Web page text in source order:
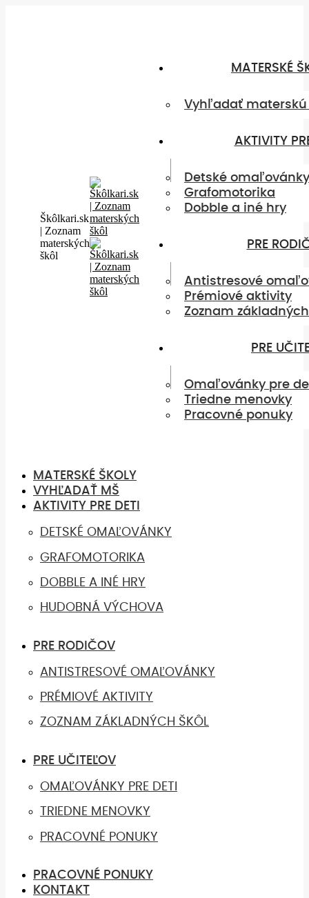
Škôlkari.sk
| Zoznam
materských
škôl
MATERSKÉ
Vyhľadať materskú
AKTIVITY
Detské omaľovánky
Grafomotorika
Dobble a iné hry
PRE
Antistresové
Prémiové aktivity
Zoznam
PRE
Omaľovánky pre
Triedne menovky
Pracovné ponuky
MATERSKÉ ŠKOLY
VYHĽADAŤ MŠ
AKTIVITY PRE DETI
DETSKÉ OMAĽOVÁNKY
GRAFOMOTORIKA
DOBBLE A INÉ HRY
HUDOBNÁ VÝCHOVA
PRE RODIČOV
ANTISTRESOVÉ OMAĽOVÁNKY
PRÉMIOVÉ AKTIVITY
ZOZNAM ZÁKLADNÝCH ŠKÔL
PRE UČITEĽOV
OMAĽOVÁNKY PRE DETI
TRIEDNE MENOVKY
PRACOVNÉ PONUKY
PRACOVNÉ PONUKY
KONTAKT